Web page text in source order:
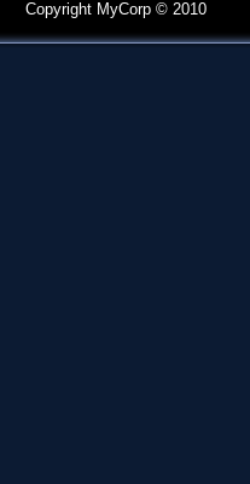
Copyright MyCorp © 2010